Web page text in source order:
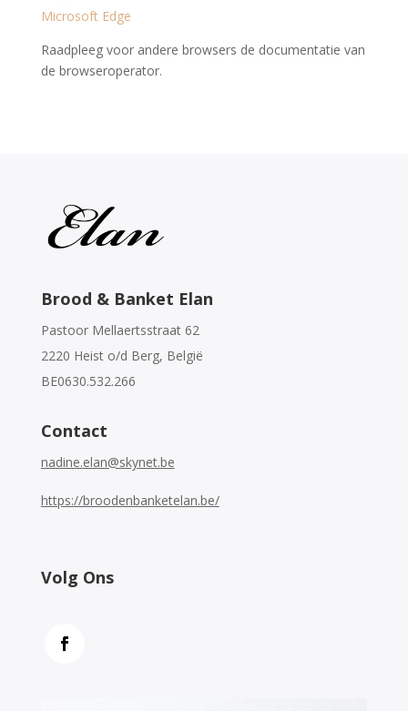
Microsoft Edge
Raadpleeg voor andere browsers de documentatie van
de browseroperator.
Brood & Banket Elan
Pastoor Mellaertsstraat 62
2220 Heist o/d Berg, België
BE0630.532.266
Contact
nadine.elan@skynet.be
https://broodenbanketelan.be/
Volg Ons